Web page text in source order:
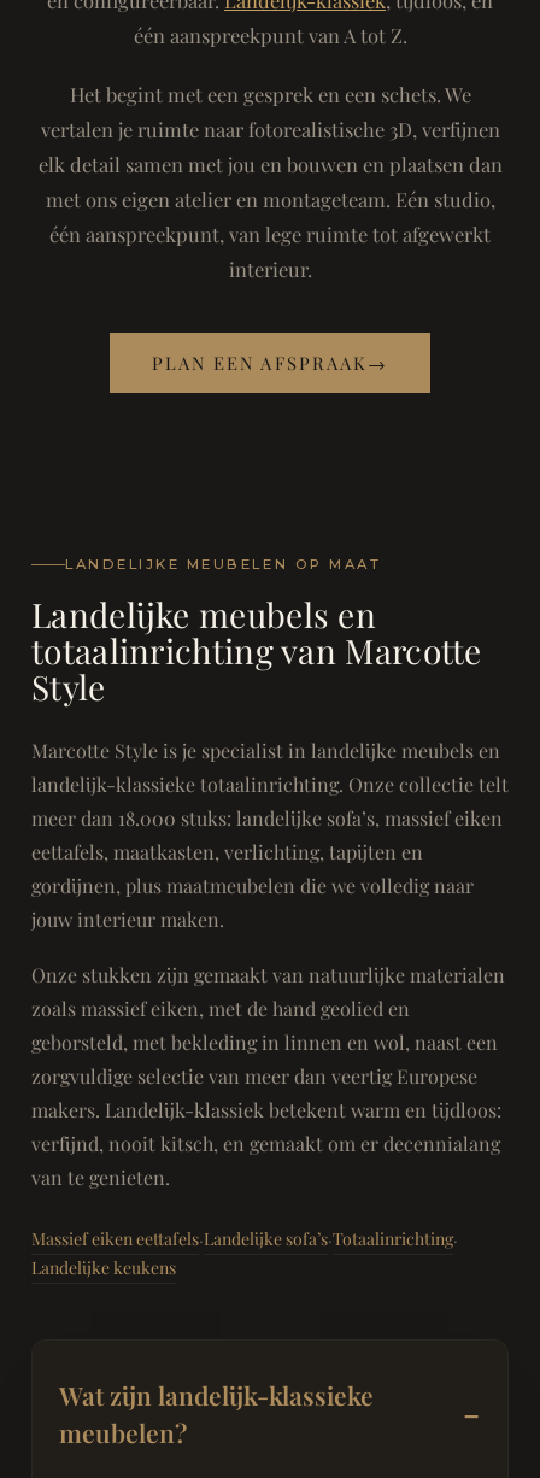
één aanspreekpunt van A tot Z.
Het begint met een gesprek en een schets. We
vertalen je ruimte naar fotorealistische 3D, verfijnen
elk detail samen met jou en bouwen en plaatsen dan
met ons eigen atelier en montageteam. Eén studio,
één aanspreekpunt, van lege ruimte tot afgewerkt
interieur.
PLAN EEN AFSPRAAK →
LANDELIJKE MEUBELEN OP MAAT
Landelijke meubels en
totaalinrichting van Marcotte
Style
Marcotte Style is je specialist in landelijke meubels en
landelijk-klassieke totaalinrichting. Onze collectie telt
meer dan 18.000 stuks: landelijke sofa’s, massief eiken
eettafels, maatkasten, verlichting, tapijten en
gordijnen, plus maatmeubelen die we volledig naar
jouw interieur maken.
Onze stukken zijn gemaakt van natuurlijke materialen
zoals massief eiken, met de hand geolied en
geborsteld, met bekleding in linnen en wol, naast een
zorgvuldige selectie van meer dan veertig Europese
makers. Landelijk-klassiek betekent warm en tijdloos:
verfijnd, nooit kitsch, en gemaakt om er decennialang
van te genieten.
Massief eiken eettafels·Landelijke sofa’s·Totaalinrichting·
Landelijke keukens
Wat zijn landelijk-klassieke
meubelen?